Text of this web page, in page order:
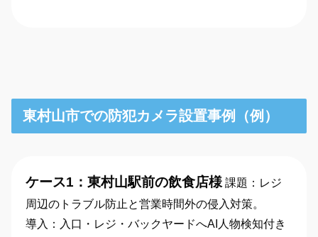
東村山市での防犯カメラ設置事例（例）
ケース1：東村山駅前の飲食店様 課題：レジ
周辺のトラブル防止と営業時間外の侵入対策。
導入：入口・レジ・バックヤードへAI人物検知付き